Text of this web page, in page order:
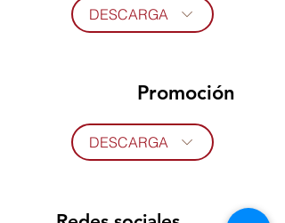
DESCARGA
Promoción
DESCARGA